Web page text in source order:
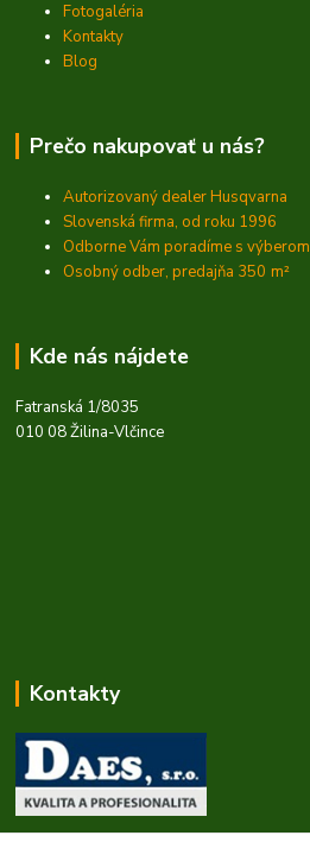
Fotogaléria
Kontakty
Blog
Prečo nakupovať u nás?
Autorizovaný dealer Husqvarna
Slovenská firma, od roku 1996
Odborne Vám poradíme s výberom
Osobný odber, predajňa 350 m²
Kde nás nájdete
Fatranská 1/8035
010 08 Žilina-Vlčince
Kontakty